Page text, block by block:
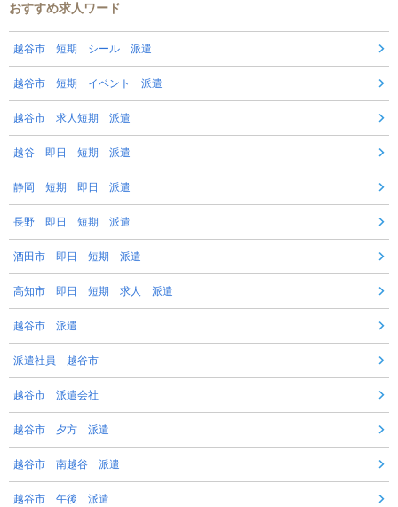
おすすめ求人ワード
越谷市 短期 シール 派遣
越谷市 短期 イベント 派遣
越谷市 求人短期 派遣
越谷 即日 短期 派遣
静岡 短期 即日 派遣
長野 即日 短期 派遣
酒田市 即日 短期 派遣
高知市 即日 短期 求人 派遣
越谷市 派遣
派遣社員 越谷市
越谷市 派遣会社
越谷市 夕方 派遣
越谷市 南越谷 派遣
越谷市 午後 派遣